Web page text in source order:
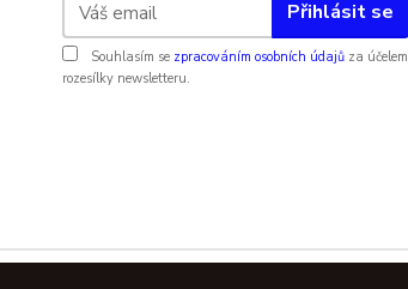
Přihlásit se
Souhlasím se zpracováním osobních údajů za účelem
rozesílky newsletteru.